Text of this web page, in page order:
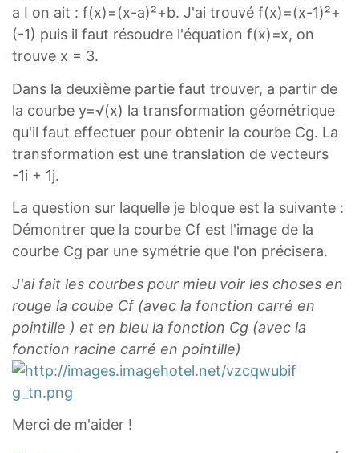
a I on ait : f(x)=(x-a)²+b. J'ai trouvé f(x)=(x-1)²+
(-1) puis il faut résoudre l'équation f(x)=x, on
trouve x = 3.
Dans la deuxième partie faut trouver, a partir de
la courbe y=√(x) la transformation géométrique
qu'il faut effectuer pour obtenir la courbe Cg. La
transformation est une translation de vecteurs
-1i + 1j.
La question sur laquelle je bloque est la suivante :
Démontrer que la courbe Cf est l'image de la
courbe Cg par une symétrie que l'on précisera.
J'ai fait les courbes pour mieu voir les choses en
rouge la coube Cf (avec la fonction carré en
pointille ) et en bleu la fonction Cg (avec la
fonction racine carré en pointille)
Merci de m'aider !